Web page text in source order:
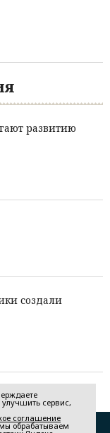
развитию
создали
сервис,
соглашение
обрабатываем